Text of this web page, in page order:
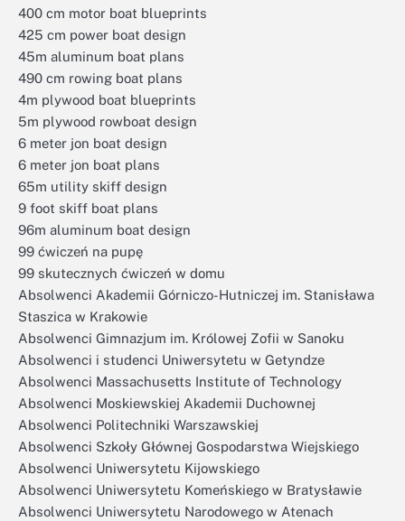
400 cm motor boat blueprints
425 cm power boat design
45m aluminum boat plans
490 cm rowing boat plans
4m plywood boat blueprints
5m plywood rowboat design
6 meter jon boat design
6 meter jon boat plans
65m utility skiff design
9 foot skiff boat plans
96m aluminum boat design
99 ćwiczeń na pupę
99 skutecznych ćwiczeń w domu
Absolwenci Akademii Górniczo-Hutniczej im. Stanisława
Staszica w Krakowie
Absolwenci Gimnazjum im. Królowej Zofii w Sanoku
Absolwenci i studenci Uniwersytetu w Getyndze
Absolwenci Massachusetts Institute of Technology
Absolwenci Moskiewskiej Akademii Duchownej
Absolwenci Politechniki Warszawskiej
Absolwenci Szkoły Głównej Gospodarstwa Wiejskiego
Absolwenci Uniwersytetu Kijowskiego
Absolwenci Uniwersytetu Komeńskiego w Bratysławie
Absolwenci Uniwersytetu Narodowego w Atenach